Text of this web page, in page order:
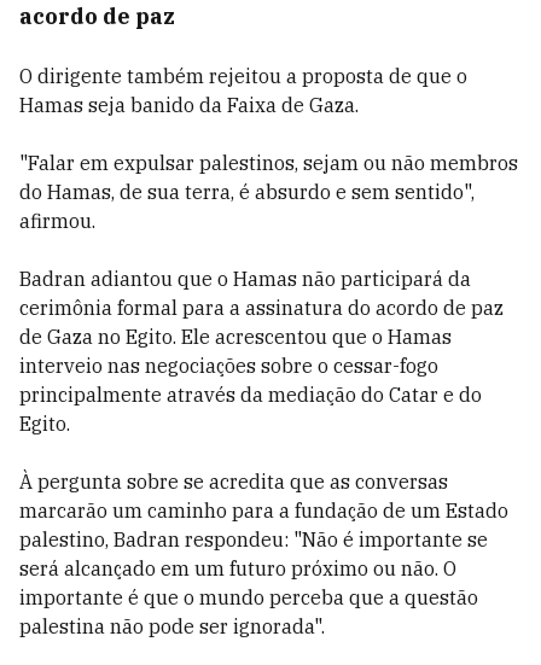
acordo de paz
O dirigente também rejeitou a proposta de que o
Hamas seja banido da Faixa de Gaza.
"Falar em expulsar palestinos, sejam ou não membros
do Hamas, de sua terra, é absurdo e sem sentido",
afirmou.
Badran adiantou que o Hamas não participará da
cerimônia formal para a assinatura do acordo de paz
de Gaza no Egito. Ele acrescentou que o Hamas
interveio nas negociações sobre o cessar-fogo
principalmente através da mediação do Catar e do
Egito.
À pergunta sobre se acredita que as conversas
marcarão um caminho para a fundação de um Estado
palestino, Badran respondeu: "Não é importante se
será alcançado em um futuro próximo ou não. O
importante é que o mundo perceba que a questão
palestina não pode ser ignorada".